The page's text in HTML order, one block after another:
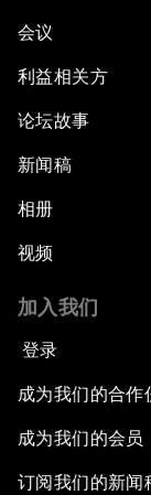
会议
利益相关方
论坛故事
新闻稿
相册
视频
加入我们
登录
成为我们的合作
成为我们的会员
订阅我们的新闻